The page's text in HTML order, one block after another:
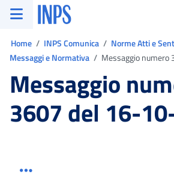
Vai al menu principale
Vai al contenuto principale
Vai al pie' di pagina
INPS ()
Home INPS Comunica Norme Atti e
Messaggi e Normativa
Messaggio
Messaggio
3607 del 16-